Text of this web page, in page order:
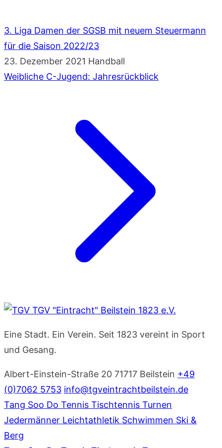
3. Liga Damen der SGSB mit neuem Steuermann
für die Saison 2022/23
23. Dezember 2021 Handball
Weibliche C-Jugend: Jahresrückblick
TGV "Eintracht" Beilstein 1823 e.V.
Eine Stadt. Ein Verein. Seit 1823 vereint in Sport
und Gesang.
Albert-Einstein-Straße 20 71717 Beilstein +49
(0)7062 5753 info@tgveintrachtbeilstein.de
Tang Soo Do Tennis Tischtennis Turnen
Jedermänner Leichtathletik Schwimmen Ski &
Berg